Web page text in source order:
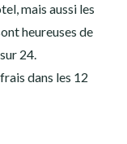
mais aussi les
heureuses de
24.
dans les 12